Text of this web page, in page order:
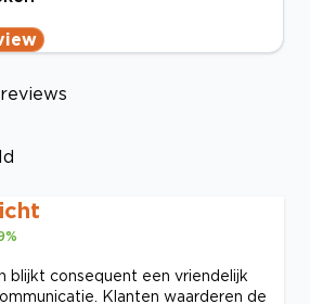
%
blijkt consequent een vriendelijk
Klanten waarderen de